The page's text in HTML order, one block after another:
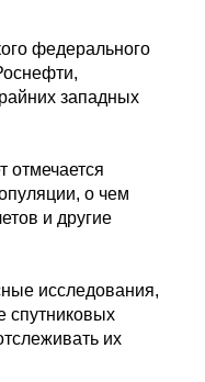
федерального
западных
отмечается
о чем
и другие
исследования,
спутниковых
их